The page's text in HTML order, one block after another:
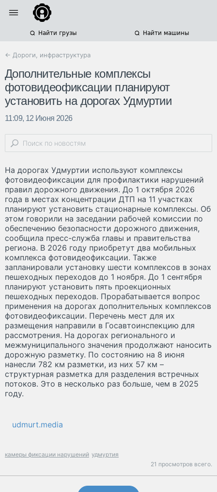
Найти грузы Найти машины
← Дороги, инфраструктура
Дополнительные комплексы
фотовидеофиксации планируют
установить на дорогах Удмуртии
11:09, 12 Июня 2026
На дорогах Удмуртии используют комплексы
фотовидеофиксации для профилактики нарушений
правил дорожного движения. До 1 октября 2026
года в местах концентрации ДТП на 11 участках
планируют установить стационарные комплексы. Об
этом говорили на заседании рабочей комиссии по
обеспечению безопасности дорожного движения,
сообщила пресс-служба главы и правительства
региона. В 2026 году приобретут два мобильных
комплекса фотовидеофиксации. Также
запланировали установку шести комплексов в зонах
пешеходных переходов до 1 ноября. До 1 сентября
планируют установить пять проекционных
пешеходных переходов. Прорабатывается вопрос
применения на дорогах дополнительных комплексов
фотовидеофиксации. Перечень мест для их
размещения направили в Госавтоинспекцию для
рассмотрения. На дорогах регионального и
межмуниципального значения продолжают наносить
дорожную разметку. По состоянию на 8 июня
нанесли 782 км разметки, из них 57 км –
структурная разметка для разделения встречных
потоков. Это в несколько раз больше, чем в 2025
году.
udmurt.media
камеры фиксации нарушений удмуртия
21 просмотров всего.